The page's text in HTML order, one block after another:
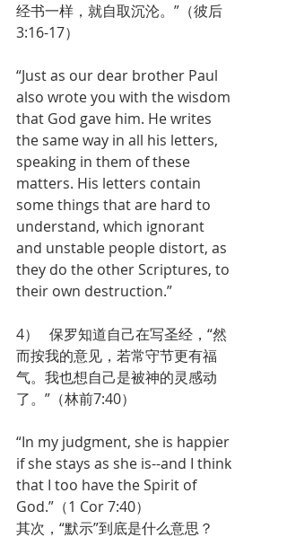
经书一样，就自取沉沦。”（彼后
3:16-17）
“Just as our dear brother Paul
also wrote you with the wisdom
that God gave him. He writes
the same way in all his letters,
speaking in them of these
matters. His letters contain
some things that are hard to
understand, which ignorant
and unstable people distort, as
they do the other Scriptures, to
their own destruction.”
4）   保罗知道自己在写圣经，“然
而按我的意见，若常守节更有福
气。我也想自己是被神的灵感动
了。”（林前7:40）
“In my judgment, she is happier
if she stays as she is--and I think
that I too have the Spirit of
God.”（1 Cor 7:40）
其次，“默示”到底是什么意思？